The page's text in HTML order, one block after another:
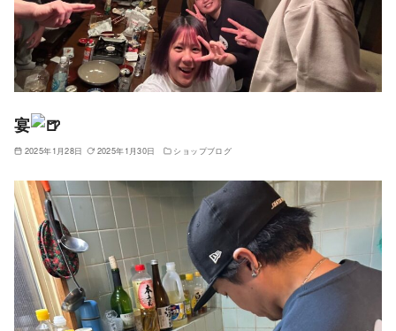
宴
2025年1月28日 2025年1月30日 ショップブログ